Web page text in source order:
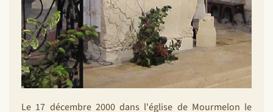
Le 17 décembre 2000 dans l'église de Mourmelon le